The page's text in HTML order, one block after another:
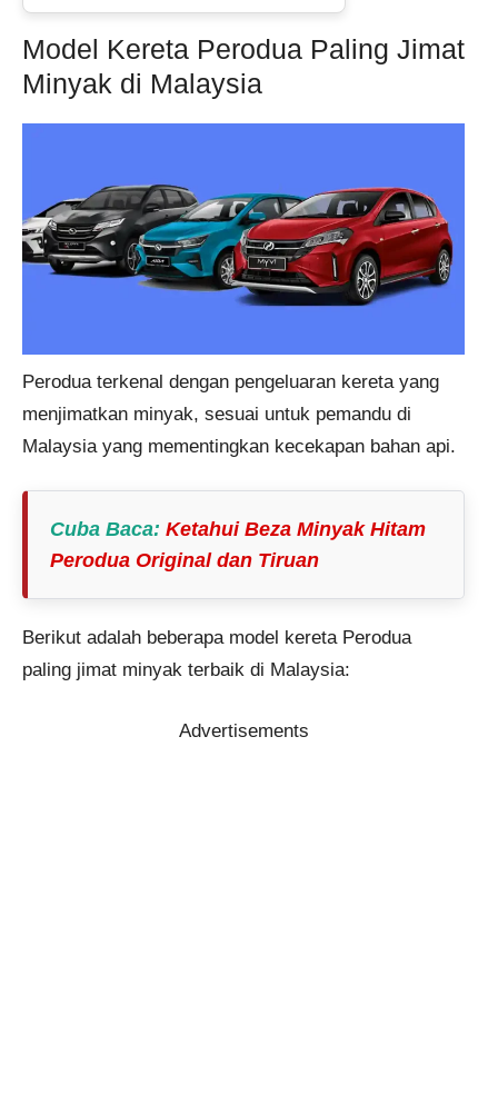
Model Kereta Perodua Paling Jimat
Minyak di Malaysia
Perodua terkenal dengan pengeluaran kereta yang
menjimatkan minyak, sesuai untuk pemandu di
Malaysia yang mementingkan kecekapan bahan api.
Cuba Baca: Ketahui Beza Minyak Hitam
Perodua Original dan Tiruan
Berikut adalah beberapa model kereta Perodua
paling jimat minyak terbaik di Malaysia:
Advertisements